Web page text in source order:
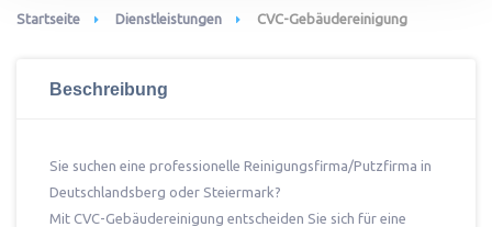
Startseite Dienstleistungen CVC-Gebäudereinigung
Beschreibung
Sie suchen eine professionelle Reinigungsfirma/Putzfirma in
Deutschlandsberg oder Steiermark?
Mit CVC-Gebäudereinigung entscheiden Sie sich für eine